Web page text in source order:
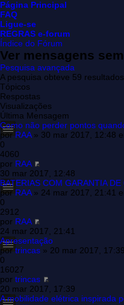
Página Principal
FAQ
Ligue-se
REGRAS e-forum
Índice do Fórum
Ver mensagens
Pesquisa avançada
A pesquisa obteve 59 resultados
Tópicos
Respostas
Visualizações
Última Mensagem
Como não perder pontos
porRAA» 30 mar 2017, 12:48
0
4060
por RAA
30 mar 2017, 12:48
BATERIAS COM GARANTIA
porRAA» 24 mar 2017, 21:41
0
2912
por RAA
24 mar 2017, 21:41
Apresentação
portrincas » 20 mar 2017,
0
16027
por trincas
20 mar 2017, 17:39
A mobilidade elétrica inspirada